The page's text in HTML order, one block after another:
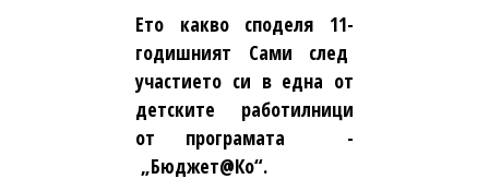
Ето какво споделя 11-
годишният Сами след
участието си в една от
детските работилници
от програмата -
„Бюджет@Ко“.